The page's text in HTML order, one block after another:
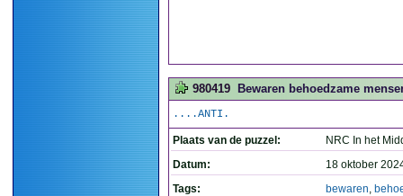
980419 Bewaren behoedzame
....ANTI.
Plaats van de puzzel:
NRC In het
Datum:
18 oktober
Tags:
bewaren,